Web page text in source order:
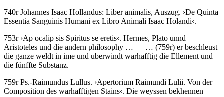
740rJohannes Isaac Hollandus: Liber animalis, Auszug. ›De Quinta
Essentia Sanguinis Humani ex Libro Animali Isaac Holandi‹.
753r ›Ap ocalip sis Spiritus se eretis‹. Hermes, Plato unnd
Aristoteles und die andern philosophy … — … (759r) er beschleust
die ganze weldt in ime und uberwindt warhafftig die Ellement und
die fünffte Substanz.
759rPs.-Raimundus Lullus. ›Apertorium Raimundi Lulii. Von der
Composition des warhafftigen Stains‹. Die weyssen bekhennen